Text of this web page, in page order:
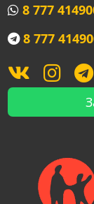
8 777
8 777